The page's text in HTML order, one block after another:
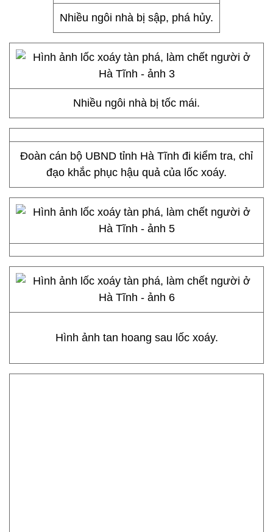
Nhiều ngôi nhà bị sập, phá hủy.
Nhiều ngôi nhà bị tốc mái.
Đoàn cán bộ UBND tỉnh Hà Tĩnh đi kiểm tra, chỉ
đạo khắc phục hậu quả của lốc xoáy.
Hình ảnh tan hoang sau lốc xoáy.